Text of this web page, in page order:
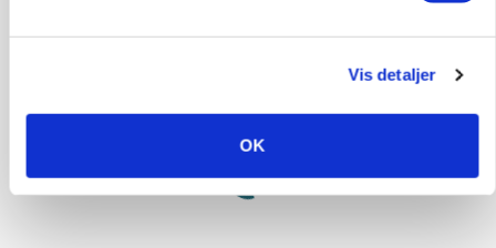
Vis detaljer
OK
Annonce
Loading...